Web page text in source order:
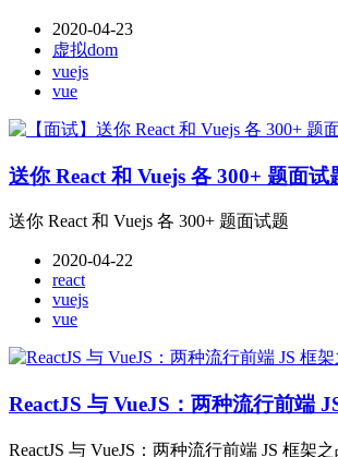
2020-04-23
虚拟dom
vuejs
vue
送你 React 和 Vuejs 各 300+ 题面试
送你 React 和 Vuejs 各 300+ 题面试题
2020-04-22
react
vuejs
vue
ReactJS 与 VueJS：两种流行前端
ReactJS 与 VueJS：两种流行前端 JS 框架